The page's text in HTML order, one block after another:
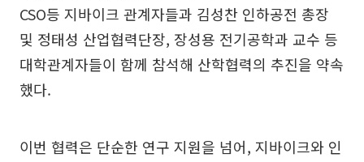
CSO등 지바이크 관계자들과 김성찬 인하공전 총장
및 정태성 산업협력단장, 장성용 전기공학과 교수 등
대학관계자들이 함께 참석해 산학협력의 추진을 약속
했다.
이번 협력은 단순한 연구 지원을 넘어, 지바이크와 인